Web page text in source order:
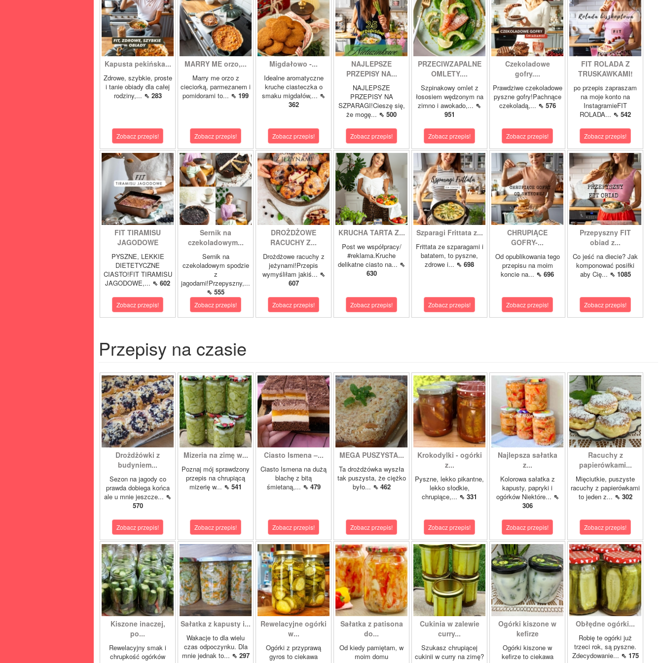
Kapusta pekińska...
Zdrowe, szybkie, proste
i tanie obiady dla całej
rodziny,... ⇖ 283
Zobacz przepis!
MARRY ME orzo,...
Marry me orzo z
cieciorką, parmezanem i
pomidorami to... ⇖ 199
Zobacz przepis!
Migdałowo -...
Idealne aromatyczne
kruche ciasteczka o
smaku migdałów,... ⇖
362
Zobacz przepis!
NAJLEPSZE
PRZEPISY NA...
NAJLEPSZE
PRZEPISY NA
SZPARAGI!Cieszę się,
że mogę... ⇖ 500
Zobacz przepis!
PRZECIWZAPALNE
OMLETY....
Szpinakowy omlet z
łososiem wędzonym na
zimno i awokado,... ⇖
951
Zobacz przepis!
Czekoladowe
gofry....
Prawdziwe czekoladowe
pyszne gofry!Pachnące
czekoladą,... ⇖ 576
Zobacz przepis!
FIT ROLADA Z
TRUSKAWKAMI!
po przepis zapraszam
na moje konto na
InstagramieFIT
ROLADA... ⇖ 542
Zobacz przepis!
FIT TIRAMISU
JAGODOWE
PYSZNE, LEKKIE
DIETETYCZNE
CIASTO!FIT TIRAMISU
JAGODOWE,... ⇖ 602
Zobacz przepis!
Sernik na
czekoladowym...
Sernik na
czekoladowym spodzie
z
jagodami!Przepyszny,...
⇖ 555
Zobacz przepis!
DROŻDŻOWE
RACUCHY Z...
Drożdżowe racuchy z
jeżynami!Przepis
wymyśliłam jakiś... ⇖
607
Zobacz przepis!
KRUCHA TARTA Z...
Post we współpracy/
#reklama.Kruche
delikatne ciasto na... ⇖
630
Zobacz przepis!
Szparagi Frittata z...
Frittata ze szparagami i
batatem, to pyszne,
zdrowe i... ⇖ 698
Zobacz przepis!
CHRUPIĄCE
GOFRY-...
Od opublikowania tego
przepisu na moim
koncie na... ⇖ 696
Zobacz przepis!
Przepyszny FIT
obiad z...
Co jeść na diecie? Jak
komponować posiłki
aby Cię... ⇖ 1085
Zobacz przepis!
Przepisy na czasie
Drożdżówki z
budyniem...
Sezon na jagody co
prawda dobiega końca
ale u mnie jeszcze... ⇖
570
Zobacz przepis!
Mizeria na zimę w...
Poznaj mój sprawdzony
przepis na chrupiącą
mizerię w... ⇖ 541
Zobacz przepis!
Ciasto Ismena –...
Ciasto Ismena na dużą
blachę z bitą
śmietaną,... ⇖ 479
Zobacz przepis!
MEGA PUSZYSTA...
Ta drożdżówka wyszła
tak puszysta, że ciężko
było... ⇖ 462
Zobacz przepis!
Krokodylki - ogórki
z...
Pyszne, lekko pikantne,
lekko słodkie,
chrupiące,... ⇖ 331
Zobacz przepis!
Najlepsza sałatka
z...
Kolorowa sałatka z
kapusty, papryki i
ogórków Niektóre... ⇖
306
Zobacz przepis!
Racuchy z
papierówkami...
Mięciutkie, puszyste
racuchy z papierówkami
to jeden z... ⇖ 302
Zobacz przepis!
Kiszone inaczej,
po...
Rewelacyjny smak i
chrupkość ogórków
Sałatka z kapusty i...
Wakacje to dla wielu
czas odpoczynku. Dla
mnie jednak to... ⇖ 297
Rewelacyjne ogórki
w...
Ogórki z przyprawą
gyros to ciekawa
Sałatka z patisona
do...
Od kiedy pamiętam, w
moim domu
Cukinia w zalewie
curry...
Szukasz chrupiącej
cukinii w curry na zimę?
Ogórki kiszone w
kefirze
Ogórki kiszone w
kefirze to ciekawa
Obłędne ogórki...
Robię te ogórki już
trzeci rok, są pyszne.
Zdecydowanie... ⇖ 175